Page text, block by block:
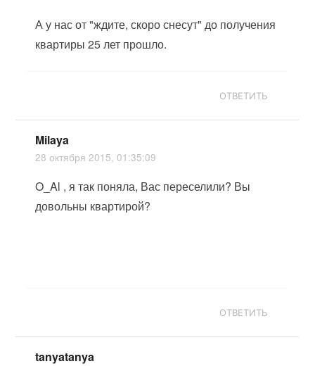
А у нас от "ждите, скоро снесут" до получения
квартиры 25 лет прошло.
ОТВЕТИТЬ
Milaya
28 октября 2015, 01:35:09
O_Al , я так поняла, Вас переселили? Вы
довольны квартирой?
ОТВЕТИТЬ
tanyatanya